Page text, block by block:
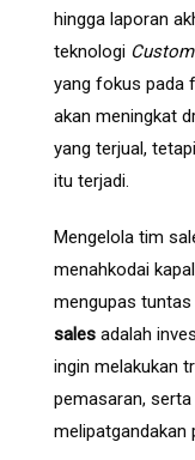
hingga laporan
teknologi
yang fokus pada
akan meningkat
yang terjual,
itu terjadi.
Mengelola tim
menahkodai
mengupas
sales adalah
ingin melakukan
pemasaran,
melipatgandakan